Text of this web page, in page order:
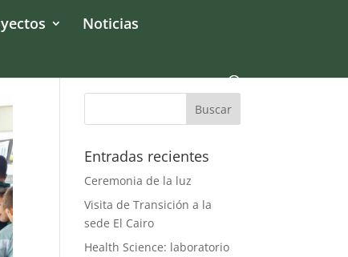
Noticias
Entradas recientes
Ceremonia de la luz
Visita de Transición a la
sede El Cairo
Health Science: laboratorio